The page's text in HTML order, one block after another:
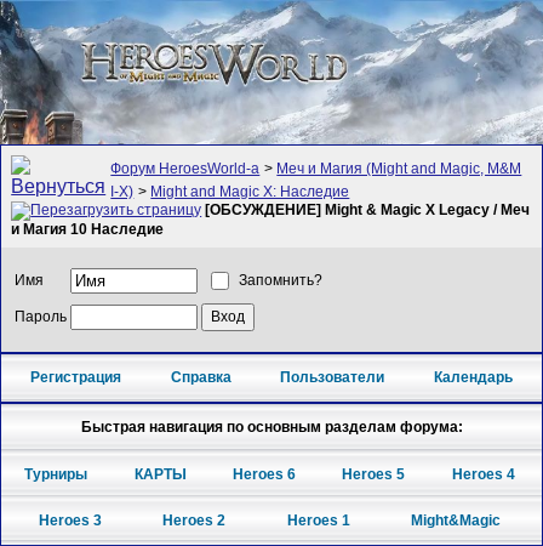
Форум HeroesWorld-а > Меч и Магия (Might and Magic, M&M
I-X) > Might and Magic X: Наследие
[ОБСУЖДЕНИЕ] Might & Magic X Legacy / Меч
и Магия 10 Наследие
Имя Запомнить?
Пароль
Регистрация Справка Пользователи Календарь
Быстрая навигация по основным разделам форума:
Турниры КАРТЫ Heroes 6 Heroes 5 Heroes 4
Heroes 3 Heroes 2 Heroes 1 Might&Magic